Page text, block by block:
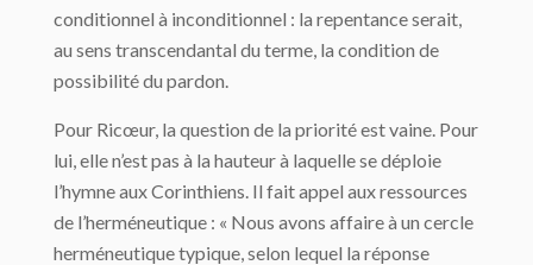
conditionnel à inconditionnel : la repentance serait,
au sens transcendantal du terme, la condition de
possibilité du pardon.
Pour Ricœur, la question de la priorité est vaine. Pour
lui, elle n’est pas à la hauteur à laquelle se déploie
l’hymne aux Corinthiens. Il fait appel aux ressources
de l’herméneutique : « Nous avons affaire à un cercle
herméneutique typique, selon lequel la réponse